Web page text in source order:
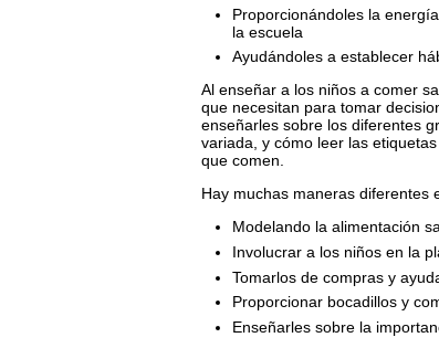
Proporcionándoles la
la escuela
Ayudándoles a establecer
Al enseñar a los niños a comer
que necesitan para tomar
enseñarles sobre los diferentes
variada, y cómo leer las
que comen.
Hay muchas maneras diferentes
Modelando la alimentación
Involucrar a los niños en la
Tomarlos de compras y
Proporcionar bocadillos y
Enseñarles sobre la